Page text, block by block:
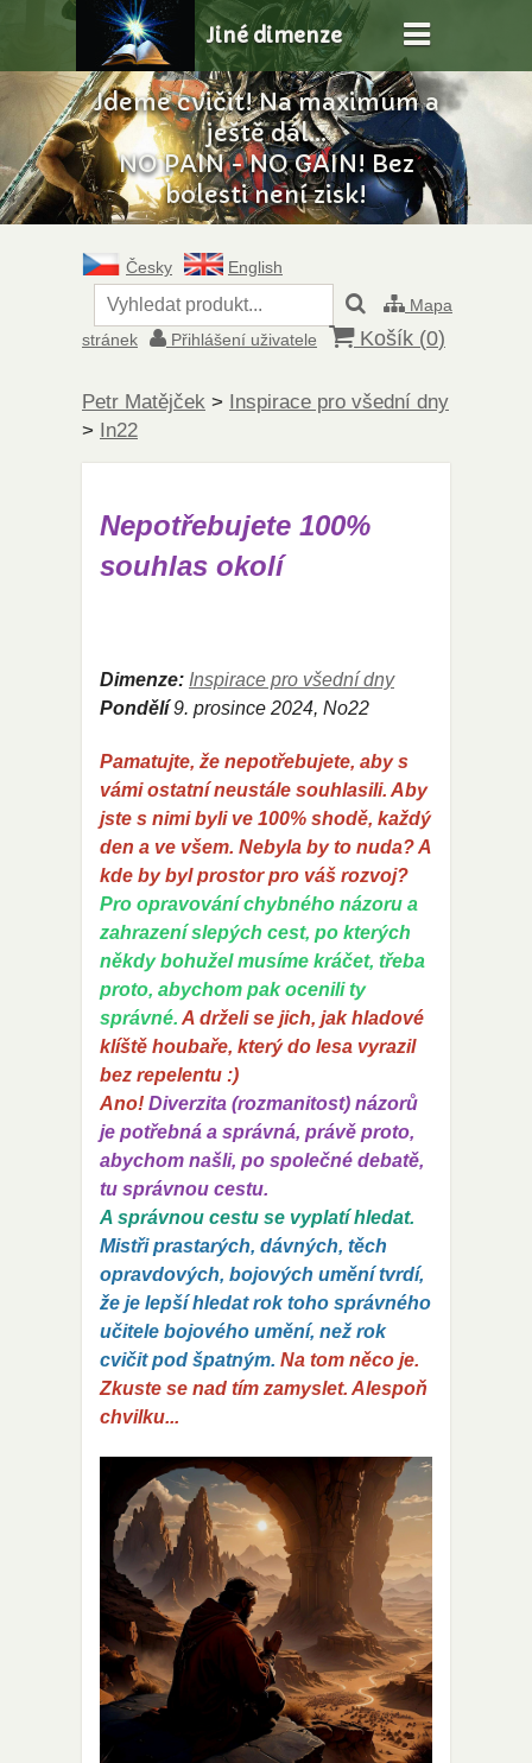
Jdeme cvičit! Na maximum a
ještě dál...
NO PAIN - NO GAIN! Bez
bolesti není zisk!
Jiné dimenze
Česky
English
Mapa
stránek
Přihlášení uživatele Košík (0)
Petr Matějček > Inspirace pro všední dny
> In22
Nepotřebujete 100%
souhlas okolí
Dimenze: Inspirace pro všední dny
Pondělí 9. prosince 2024, No22
Pamatujte, že nepotřebujete, aby s
vámi ostatní neustále souhlasili. Aby
jste s nimi byli ve 100% shodě, každý
den a ve všem. Nebyla by to nuda? A
kde by byl prostor pro váš rozvoj?
Pro opravování chybného názoru a
zahrazení slepých cest, po kterých
někdy bohužel musíme kráčet, třeba
proto, abychom pak ocenili ty
správné. A drželi se jich, jak hladové
klíště houbaře, který do lesa vyrazil
bez repelentu :)
Ano! Diverzita (rozmanitost) názorů
je potřebná a správná, právě proto,
abychom našli, po společné debatě,
tu správnou cestu.
A správnou cestu se vyplatí hledat.
Mistři prastarých, dávných, těch
opravdových, bojových umění tvrdí,
že je lepší hledat rok toho správného
učitele bojového umění, než rok
cvičit pod špatným. Na tom něco je.
Zkuste se nad tím zamyslet. Alespoň
chvilku...